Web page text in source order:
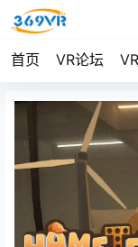
首页 VR论坛